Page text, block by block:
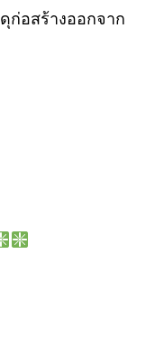
ก่อสร้างออกจาก